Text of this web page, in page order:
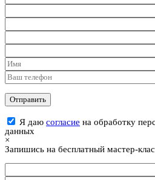
Я даю согласие на обработку
данных
×
Запишись на бесплатный мастер-